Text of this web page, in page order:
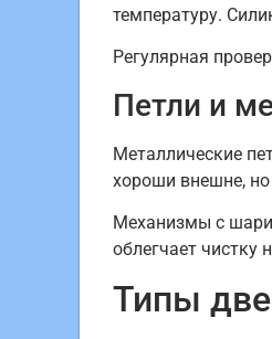
температуру.
Регулярная
Петли и
Металлические
хороши внешне,
Механизмы с
облегчает чистку
Типы